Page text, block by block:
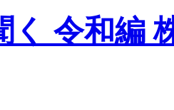
く 令和編